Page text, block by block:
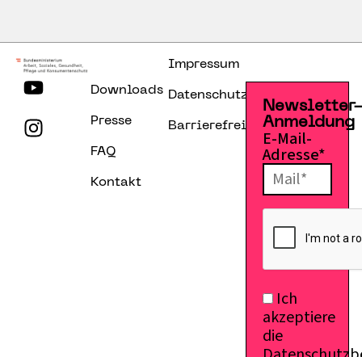
Downloads
Presse
FAQ
Kontakt
Impressum
Datenschutzerklärung
Barrierefreiheitserklärung
Anmeldung
E-Mail-
Adresse*
Ich
akzeptiere
die